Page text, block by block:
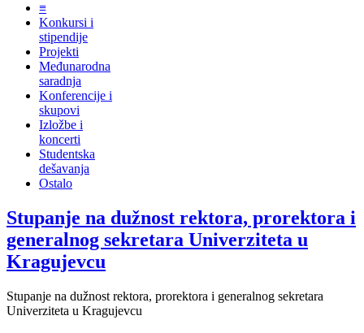
≡
Konkursi i
stipendije
Projekti
Međunarodna
saradnja
Konferencije i
skupovi
Izložbe i
koncerti
Studentska
dešavanja
Ostalo
Stupanje na dužnost rektora, prorektora i
generalnog sekretara Univerziteta u
Kragujevcu
Stupanje na dužnost rektora, prorektora i generalnog sekretara
Univerziteta u Kragujevcu